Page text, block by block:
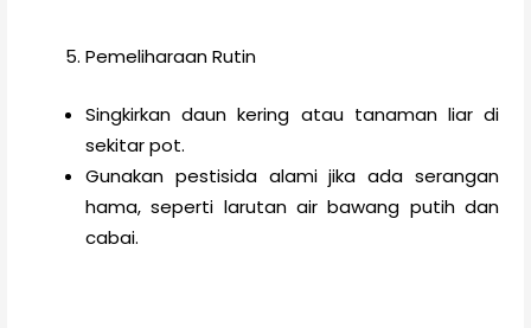
Pemeliharaan Rutin
Singkirkan daun kering atau tanaman liar di
sekitar pot.
Gunakan pestisida alami jika ada serangan
hama, seperti larutan air bawang putih dan
cabai.